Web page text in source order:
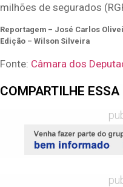
milhões de segurados
Reportagem – José Carlos
Edição – Wilson Silveira
Fonte: Câmara dos
COMPARTILHE